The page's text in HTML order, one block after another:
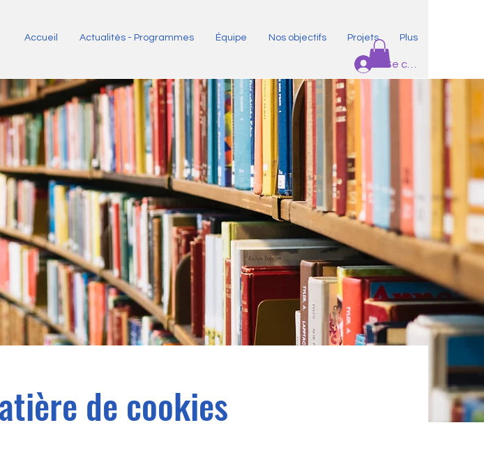
Accueil Actualités - Programmes Équipe Nos objectifs Projets Plus
Se connecter
de cookies